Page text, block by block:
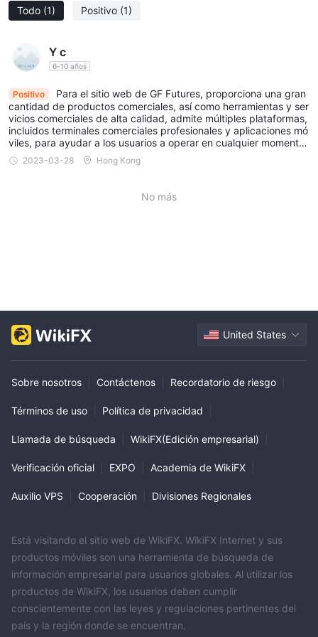
Todo (1) Positivo (1)
Y c
6-10 años
Positivo
Para el sitio web de GF Futures, proporciona una gran
cantidad de productos comerciales, así como herramientas y ser
vicios comerciales de alta calidad, admite múltiples plataformas,
incluidos terminales comerciales profesionales y aplicaciones mó
viles, para ayudar a los usuarios a operar en cualquier momento
y en cualquier lugar. El sitio web también ofrece una variedad de
planes de inversión e informes de investigación, lo que permite a
2023-03-28 Hong Kong
No más
United States
Sobre nosotros Contáctenos Recordatorio de riesgo
Términos de uso Política de privacidad
Llamada de búsqueda WikiFX(Edición empresarial)
Verificación oficial EXPO Academia de WikiFX
Auxilio VPS Cooperación Divisiones Regionales
Está visitando el sitio web de WikiFX. WikiFX Internet y sus
productos móviles son una herramienta de búsqueda de
información empresarial para usuarios globales. Al utilizar los
productos de WikiFX, los usuarios deben cumplir
conscientemente con las leyes y regulaciones pertinentes del
país y la región donde se encuentran.